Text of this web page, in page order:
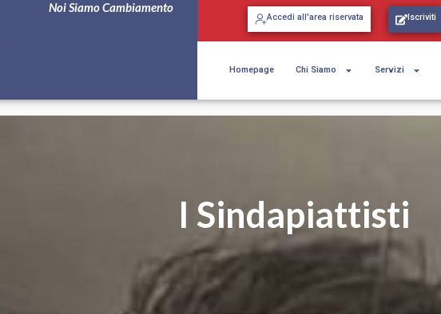
Noi Siamo Cambiamento
Accedi all'area riservata Iscriviti
Homepage Chi Siamo Servizi
I Sindapiattisti